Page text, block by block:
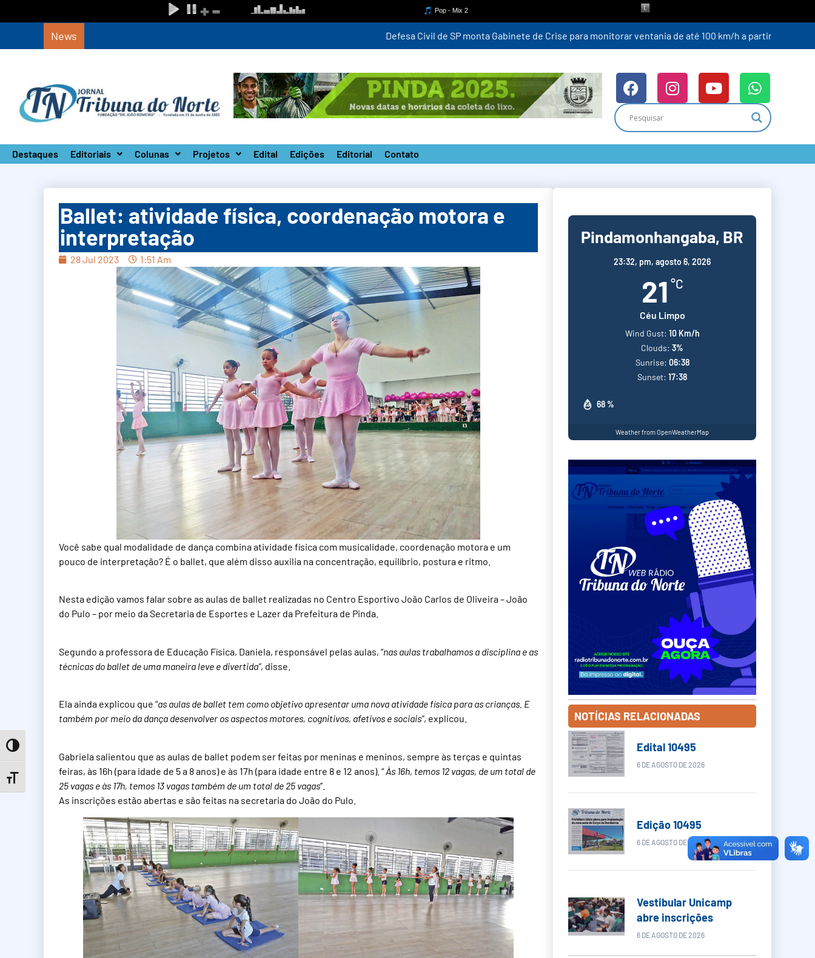
Toggle High Contrast
Toggle Font size
News Defesa Civil de SP monta Gabinete de Crise para monitorar ventania de até 100 km/h a partir desta quinta-feira (6)
Destaques Editoriais Colunas Projetos Edital Edições Editorial Contato
Ballet: atividade física, coordenação motora e
interpretação
28 Jul 2023 1:51 Am
Você sabe qual modalidade de dança combina atividade física com musicalidade, coordenação motora e um
pouco de interpretação? É o ballet, que além disso auxilia na concentração, equilíbrio, postura e ritmo.
Nesta edição vamos falar sobre as aulas de ballet realizadas no Centro Esportivo João Carlos de Oliveira – João
do Pulo – por meio da Secretaria de Esportes e Lazer da Prefeitura de Pinda.
Segundo a professora de Educação Física, Daniela, responsável pelas aulas, “nas aulas trabalhamos a disciplina e as
técnicas do ballet de uma maneira leve e divertida”, disse.
Ela ainda explicou que “as aulas de ballet tem como objetivo apresentar uma nova atividade física para as crianças. E
também por meio da dança desenvolver os aspectos motores, cognitivos, afetivos e sociais”, explicou.
Gabriela salientou que as aulas de ballet podem ser feitas por meninas e meninos, sempre às terças e quintas
feiras, às 16h (para idade de 5 a 8 anos) e às 17h (para idade entre 8 e 12 anos). “Às 16h, temos 12 vagas, de um total de
25 vagas e às 17h, temos 13 vagas também de um total de 25 vagas”.
As inscrições estão abertas e são feitas na secretaria do João do Pulo.
Pindamonhangaba, BR
23:32, pm, agosto 6, 2026
21 °C
Céu Limpo
68 %
Wind Gust: 10 Km/h
Clouds: 3%
Sunrise: 06:38
Sunset: 17:38
Weather from OpenWeatherMap
NOTÍCIAS RELACIONADAS
Edital 10495
6 DE AGOSTO DE 2026
Edição 10495
6 DE AGOSTO DE 2026
Vestibular Unicamp
abre inscrições
6 DE AGOSTO DE 2026